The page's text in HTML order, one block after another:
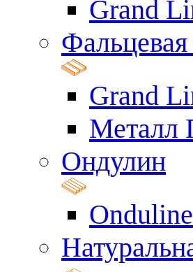
Grand
Grand
Металл
Ондулин
Onduline